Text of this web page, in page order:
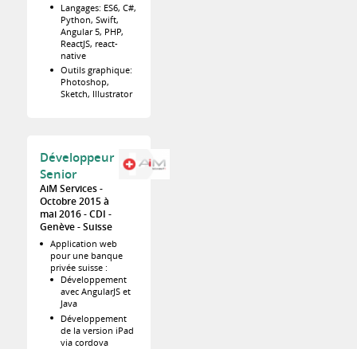
Langages: ES6, C#,
Python, Swift,
Angular 5, PHP,
ReactJS, react-
native
Outils graphique:
Photoshop,
Sketch, Illustrator
Développeur
Senior
AiM Services
Octobre 2015 à
mai 2016 CDI
Genève Suisse
Application web
pour une banque
privée suisse :
Développement
avec AngularJS et
Java
Développement
de la version iPad
via cordova